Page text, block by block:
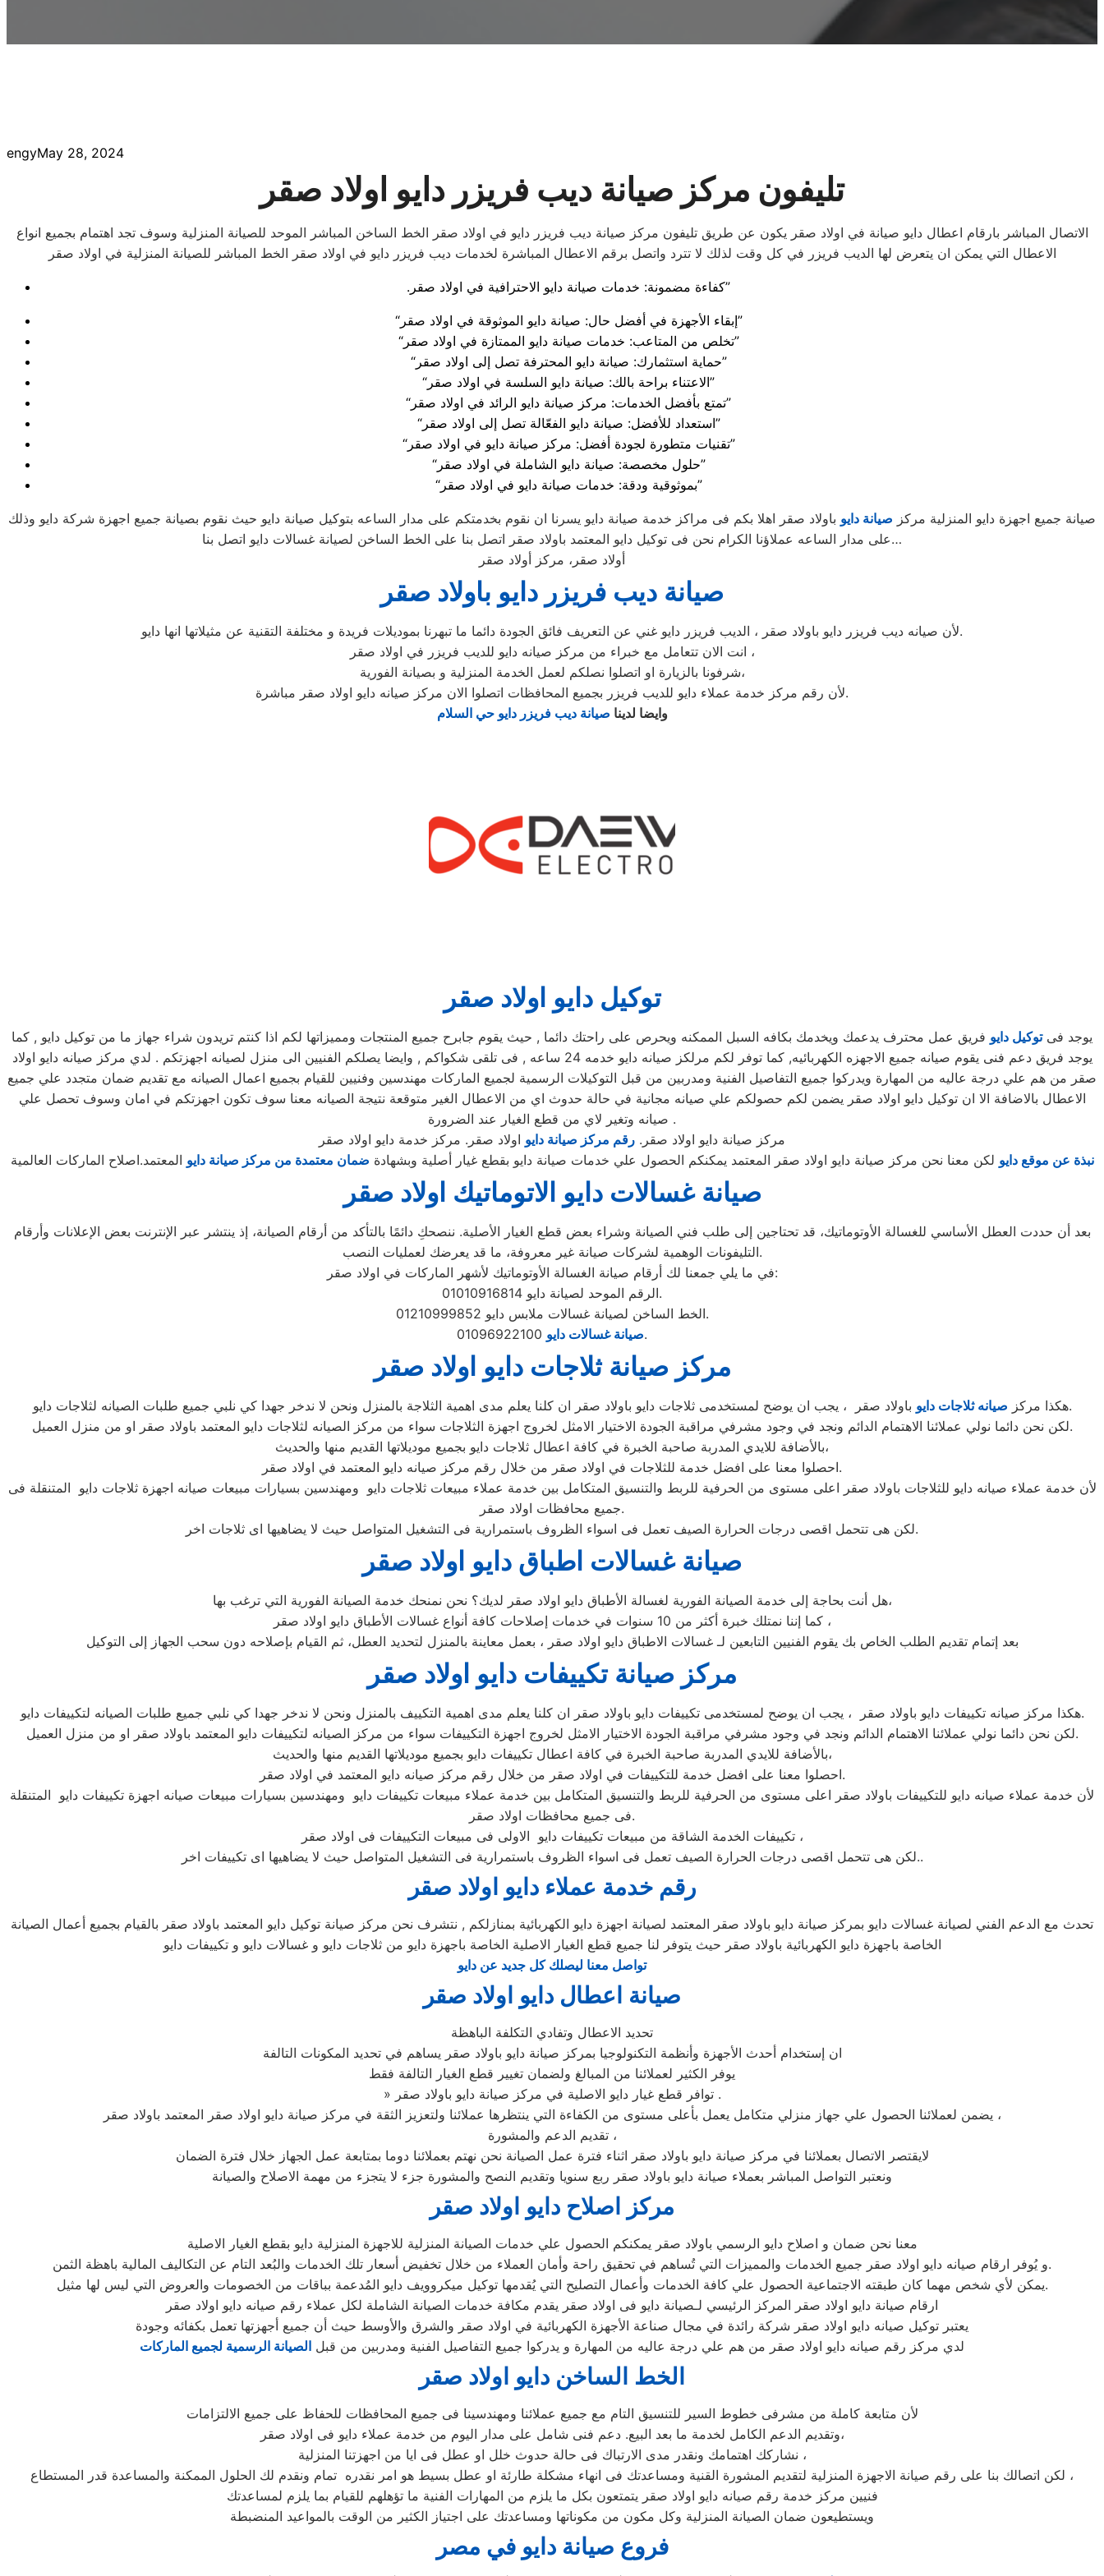
engyMay 28, 2024
تليفون مركز صيانة ديب فريزر دايو اولاد صقر
الاتصال المباشر بارقام اعطال دايو صيانة في اولاد صقر يكون عن طريق تليفون مركز صيانة ديب فريزر دايو في اولاد صقر الخط الساخن المباشر الموحد للصيانة المنزلية وسوف تجد اهتمام بجميع انواع
الاعطال التي يمكن ان يتعرض لها الديب فريزر في كل وقت لذلك لا تترد واتصل برقم الاعطال المباشرة لخدمات ديب فريزر دايو في اولاد صقر الخط المباشر للصيانة المنزلية في اولاد صقر
.كفاءة مضمونة: خدمات صيانة دايو الاحترافية في اولاد صقر”
“إبقاء الأجهزة في أفضل حال: صيانة دايو الموثوقة في اولاد صقر”
“تخلص من المتاعب: خدمات صيانة دايو الممتازة في اولاد صقر”
“حماية استثمارك: صيانة دايو المحترفة تصل إلى اولاد صقر”
“الاعتناء براحة بالك: صيانة دايو السلسة في اولاد صقر”
“تمتع بأفضل الخدمات: مركز صيانة دايو الرائد في اولاد صقر”
“استعداد للأفضل: صيانة دايو الفعّالة تصل إلى اولاد صقر”
“تقنيات متطورة لجودة أفضل: مركز صيانة دايو في اولاد صقر”
“حلول مخصصة: صيانة دايو الشاملة في اولاد صقر”
“بموثوقية ودقة: خدمات صيانة دايو في اولاد صقر”
صيانة جميع اجهزة دايو المنزلية مركز صيانة دايو باولاد صقر اهلا بكم فى مراكز خدمة صيانة دايو يسرنا ان نقوم بخدمتكم على مدار الساعه بتوكيل صيانة دايو حيث نقوم بصيانة جميع اجهزة شركة دايو وذلك
على مدار الساعه عملاؤنا الكرام نحن فى توكيل دايو المعتمد باولاد صقر اتصل بنا على الخط الساخن لصيانة غسالات دايو اتصل بنا…
أولاد صقر، مركز أولاد صقر
صيانة ديب فريزر دايو باولاد صقر
لأن صيانه ديب فريزر دايو باولاد صقر ، الديب فريزر دايو غني عن التعريف فائق الجودة دائما ما تبهرنا بموديلات فريدة و مختلفة التقنية عن مثيلاتها انها دايو.
انت الان تتعامل مع خبراء من مركز صيانه دايو للديب فريزر في اولاد صقر ،
شرفونا بالزيارة او اتصلوا نصلكم لعمل الخدمة المنزلية و بصيانة الفورية،
لأن رقم مركز خدمة عملاء دايو للديب فريزر بجميع المحافظات اتصلوا الان مركز صيانه دايو اولاد صقر مباشرة.
وايضا لدينا صيانة ديب فريزر دايو حي السلام
توكيل دايو اولاد صقر
يوجد فىتوكيل دايو فريق عمل محترف يدعمك ويخدمك بكافه السبل الممكنه ويحرص على راحتك دائما , حيث يقوم جابرح جميع المنتجات ومميزاتها لكم اذا كنتم تريدون شراء جهاز ما من توكيل دايو , كما
يوجد فريق دعم فنى يقوم صيانه جميع الاجهزه الكهربائيه, كما توفر لكم مرلكز صيانه دايو خدمه 24 ساعه , فى تلقى شكواكم , وايضا يصلكم الفنيين الى منزل لصيانه اجهزتكم . لدي مركز صيانه دايو اولاد
صقر من هم علي درجة عاليه من المهارة ويدركوا جميع التفاصيل الفنية ومدربين من قبل التوكيلات الرسمية لجميع الماركات مهندسين وفنيين للقيام بجميع اعمال الصيانه مع تقديم ضمان متجدد علي جميع
الاعطال بالاضافة الا ان توكيل دايو اولاد صقر يضمن لكم حصولكم علي صيانه مجانية في حالة حدوث اي من الاعطال الغير متوقعة نتيجة الصيانه معنا سوف تكون اجهزتكم في امان وسوف تحصل علي
صيانه وتغير لاي من قطع الغيار عند الضرورة .
مركز صيانة دايو اولاد صقر. رقم مركز صيانة دايو اولاد صقر. مركز خدمة دايو اولاد صقر
نبذة عن موقع دايو لكن معنا نحن مركز صيانة دايو اولاد صقر المعتمد يمكنكم الحصول علي خدمات صيانة دايو بقطع غيار أصلية وبشهادة ضمان معتمدة من مركز صيانة دايو المعتمد.اصلاح الماركات العالمية
صيانة غسالات دايو الاتوماتيك اولاد صقر
بعد أن حددت العطل الأساسي للغسالة الأوتوماتيك، قد تحتاجين إلى طلب فني الصيانة وشراء بعض قطع الغيار الأصلية. ننصحكِ دائمًا بالتأكد من أرقام الصيانة، إذ ينتشر عبر الإنترنت بعض الإعلانات وأرقام
التليفونات الوهمية لشركات صيانة غير معروفة، ما قد يعرضك لعمليات النصب.
في ما يلي جمعنا لك أرقام صيانة الغسالة الأوتوماتيك لأشهر الماركات في اولاد صقر:
الرقم الموحد لصيانة دايو 01010916814.
الخط الساخن لصيانة غسالات ملابس دايو 01210999852.
صيانة غسالات دايو01096922100.
مركز صيانة ثلاجات دايو اولاد صقر
هكذا مركز صيانه ثلاجات دايو
باولاد صقر ، يجب ان يوضح لمستخدمى ثلاجات دايو باولاد صقر ان كلنا يعلم مدى اهمية الثلاجة بالمنزل ونحن لا ندخر جهدا كي نلبي جميع طلبات الصيانه لثلاجات دايو.
لكن نحن دائما نولي عملائنا الاهتمام الدائم ونجد في وجود مشرفي مراقبة الجودة الاختيار الامثل لخروج اجهزة الثلاجات سواء من مركز الصيانه لثلاجات دايو المعتمد باولاد صقر او من منزل العميل.
بالأضافة للايدي المدربة صاحبة الخبرة في كافة اعطال ثلاجات دايو بجميع موديلاتها القديم منها والحديث،
احصلوا معنا على افضل خدمة للثلاجات في اولاد صقر من خلال رقم مركز صيانه دايو المعتمد في اولاد صقر.
لأن خدمة عملاء صيانه دايو للثلاجات باولاد صقر اعلى مستوى من الحرفية للربط والتنسيق المتكامل بين خدمة عملاء مبيعات ثلاجات دايو ومهندسين بسيارات مبيعات صيانه اجهزة ثلاجات دايو المتنقلة فى
جميع محافظات اولاد صقر.
لكن هى تتحمل اقصى درجات الحرارة الصيف تعمل فى اسواء الظروف باستمرارية فى التشغيل المتواصل حيث لا يضاهيها اى ثلاجات اخر.
صيانة غسالات اطباق دايو اولاد صقر
هل أنت بحاجة إلى خدمة الصيانة الفورية لغسالة الأطباق دايو اولاد صقر لديك؟ نحن نمنحك خدمة الصيانة الفورية التي ترغب بها،
كما إننا نمتلك خبرة أكثر من 10 سنوات في خدمات إصلاحات كافة أنواع غسالات الأطباق دايو اولاد صقر ،
بعد إتمام تقديم الطلب الخاص بك يقوم الفنيين التابعين لـ غسالات الاطباق دايو اولاد صقر ، بعمل معاينة بالمنزل لتحديد العطل، ثم القيام بإصلاحه دون سحب الجهاز إلى التوكيل
مركز صيانة تكييفات دايو اولاد صقر
هكذا مركز صيانه تكييفات دايو باولاد صقر ، يجب ان يوضح لمستخدمى تكييفات دايو باولاد صقر ان كلنا يعلم مدى اهمية التكييف بالمنزل ونحن لا ندخر جهدا كي نلبي جميع طلبات الصيانه لتكييفات دايو.
لكن نحن دائما نولي عملائنا الاهتمام الدائم ونجد في وجود مشرفي مراقبة الجودة الاختيار الامثل لخروج اجهزة التكييفات سواء من مركز الصيانه لتكييفات دايو المعتمد باولاد صقر او من منزل العميل.
بالأضافة للايدي المدربة صاحبة الخبرة في كافة اعطال تكييفات دايو بجميع موديلاتها القديم منها والحديث،
احصلوا معنا على افضل خدمة للتكييفات في اولاد صقر من خلال رقم مركز صيانه دايو المعتمد في اولاد صقر.
لأن خدمة عملاء صيانه دايو للتكييفات باولاد صقر اعلى مستوى من الحرفية للربط والتنسيق المتكامل بين خدمة عملاء مبيعات تكييفات دايو ومهندسين بسيارات مبيعات صيانه اجهزة تكييفات دايو المتنقلة
فى جميع محافظات اولاد صقر.
تكييفات الخدمة الشاقة من مبيعات تكييفات دايو الاولى فى مبيعات التكييفات فى اولاد صقر ،
لكن هى تتحمل اقصى درجات الحرارة الصيف تعمل فى اسواء الظروف باستمرارية فى التشغيل المتواصل حيث لا يضاهيها اى تكييفات اخر..
رقم خدمة عملاء دايو اولاد صقر
تحدث مع الدعم الفني لصيانة غسالات دايو بمركز صيانة دايو باولاد صقر المعتمد لصيانة اجهزة دايو الكهربائية بمنازلكم , نتشرف نحن مركز صيانة توكيل دايو المعتمد باولاد صقر بالقيام بجميع أعمال الصيانة
الخاصة باجهزة دايو الكهربائية باولاد صقر حيث يتوفر لنا جميع قطع الغيار الاصلية الخاصة باجهزة دايو من ثلاجات دايو و غسالات دايو و تكييفات دايو
تواصل معنا ليصلك كل جديد عن دايو
صيانة اعطال دايو اولاد صقر
تحديد الاعطال وتفادي التكلفة الباهظة
ان إستخدام أحدث الأجهزة وأنظمة التكنولوجيا بمركز صيانة دايو باولاد صقر يساهم في تحديد المكونات التالفة
يوفر الكثير لعملائنا من المبالغ ولضمان تغيير قطع الغيار التالفة فقط
» توافر قطع غيار دايو الاصلية في مركز صيانة دايو باولاد صقر .
يضمن لعملائنا الحصول علي جهاز منزلي متكامل يعمل بأعلى مستوى من الكفاءة التي ينتظرها عملائنا ولتعزيز الثقة في مركز صيانة دايو اولاد صقر المعتمد باولاد صقر ،
تقديم الدعم والمشورة ،
لايقتصر الاتصال بعملائنا في مركز صيانة دايو باولاد صقر اثناء فترة عمل الصيانة نحن نهتم بعملائنا دوما بمتابعة عمل الجهاز خلال فترة الضمان
ونعتبر التواصل المباشر بعملاء صيانة دايو باولاد صقر ربع سنويا وتقديم النصح والمشورة جزء لا يتجزء من مهمة الاصلاح والصيانة
مركز اصلاح دايو اولاد صقر
معنا نحن ضمان و اصلاح دايو الرسمي باولاد صقر يمكنكم الحصول علي خدمات الصيانة المنزلية للاجهزة المنزلية دايو بقطع الغيار الاصلية
و يُوفر ارقام صيانه دايو اولاد صقر جميع الخدمات والمميزات التي تُساهم في تحقيق راحة وأمان العملاء من خلال تخفيض أسعار تلك الخدمات والبُعد التام عن التكاليف المالية باهظة الثمن.
يمكن لأي شخص مهما كان طبقته الاجتماعية الحصول علي كافة الخدمات وأعمال التصليح التي يُقدمها توكيل ميكروويف دايو المُدعمة بباقات من الخصومات والعروض التي ليس لها مثيل.
ارقام صيانة دايو اولاد صقر المركز الرئيسي لـصيانة دايو فى اولاد صقر يقدم مكافة خدمات الصيانة الشاملة لكل عملاء رقم صيانه دايو اولاد صقر
يعتبر توكيل صيانه دايو اولاد صقر شركة رائدة في مجال صناعة الأجهزة الكهربائية في اولاد صقر والشرق والأوسط حيث أن جميع أجهزتها تعمل بكفائه وجودة
لدي مركز رقم صيانه دايو اولاد صقر من هم علي درجة عاليه من المهارة و يدركوا جميع التفاصيل الفنية ومدربين من قبل الصيانة الرسمية لجميع الماركات
الخط الساخن دايو اولاد صقر
لأن متابعة كاملة من مشرفى خطوط السير للتنسيق التام مع جميع عملائنا ومهندسينا فى جميع المحافظات للحفاظ على جميع الالتزامات
وتقديم الدعم الكامل لخدمة ما بعد البيع. دعم فنى شامل على مدار اليوم من خدمة عملاء دايو فى اولاد صقر،
نشاركك اهتمامك ونقدر مدى الارتباك فى حالة حدوث خلل او عطل فى ايا من اجهزتنا المنزلية ،
لكن اتصالك بنا على رقم صيانة الاجهزة المنزلية لتقديم المشورة القنية ومساعدتك فى انهاء مشكلة طارئة او عطل بسيط هو امر نقدره تمام ونقدم لك الحلول الممكنة والمساعدة قدر المستطاع ،
فنيين مركز خدمة رقم صيانه دايو اولاد صقر يتمتعون بكل ما يلزم من المهارات الفنية ما تؤهلهم للقيام بما يلزم لمساعدتك
ويستطيعون ضمان الصيانة المنزلية وكل مكون من مكوناتها ومساعدتك على اجتياز الكثير من الوقت بالمواعيد المنضبطة
فروع صيانة دايو في مصر